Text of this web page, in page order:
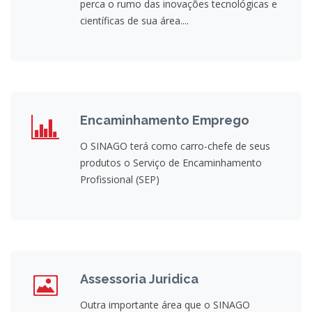
perca o rumo das inovações tecnológicas e
científicas de sua área....
Encaminhamento Emprego
O SINAGO terá como carro-chefe de seus
produtos o Serviço de Encaminhamento
Profissional (SEP)
Assessoria Juridica
Outra importante área que o SINAGO